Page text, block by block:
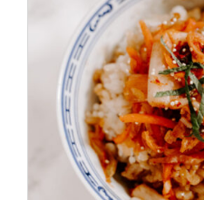
ADD TO CART